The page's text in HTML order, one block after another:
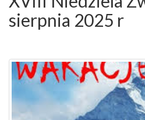
sierpnia 2025 r